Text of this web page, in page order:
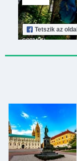
Tetszik az oldal